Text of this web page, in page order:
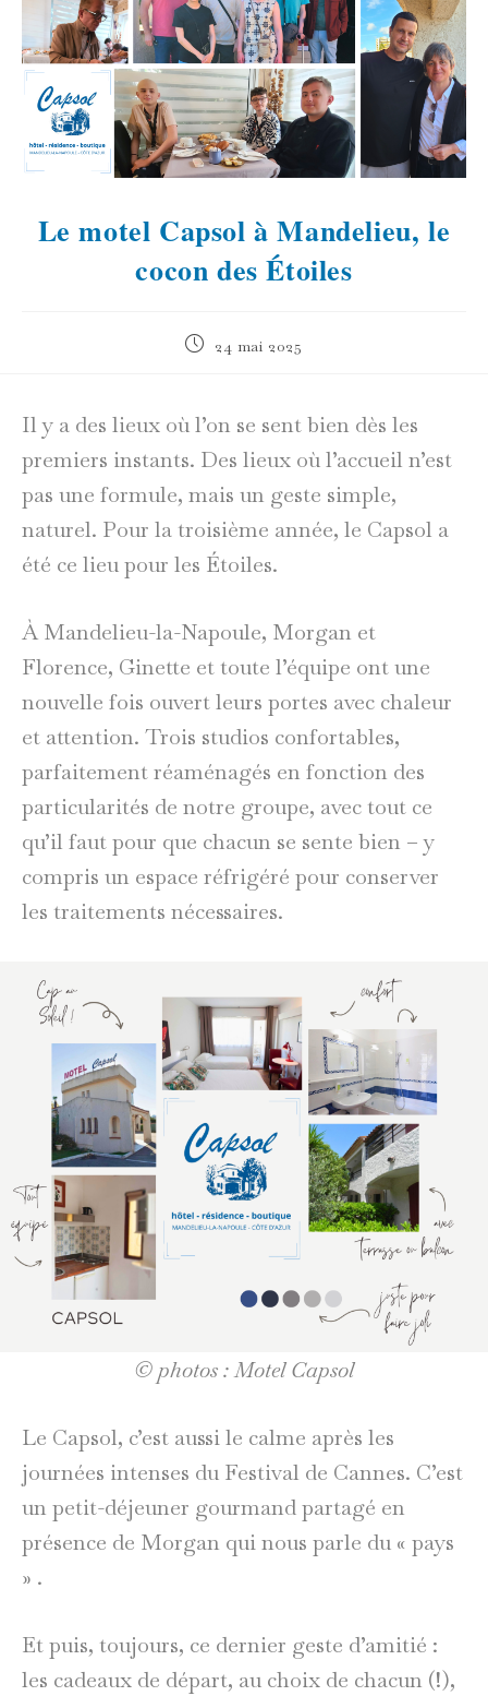
Le motel Capsol à Mandelieu, le
cocon des Étoiles
Publication
24 mai 2025
Il y a des lieux où l’on se sent bien dès les
premiers instants. Des lieux où l’accueil n’est
pas une formule, mais un geste simple,
naturel. Pour la troisième année, le Capsol a
été ce lieu pour les Étoiles.
À Mandelieu-la-Napoule, Morgan et
Florence, Ginette et toute l’équipe ont une
nouvelle fois ouvert leurs portes avec chaleur
et attention. Trois studios confortables,
parfaitement réaménagés en fonction des
particularités de notre groupe, avec tout ce
qu’il faut pour que chacun se sente bien – y
compris un espace réfrigéré pour conserver
les traitements nécessaires.
© photos : Motel Capsol
Le Capsol, c’est aussi le calme après les
journées intenses du Festival de Cannes. C’est
un petit-déjeuner gourmand partagé en
présence de Morgan qui nous parle du « pays
» .
Et puis, toujours, ce dernier geste d’amitié :
les cadeaux de départ, au choix de chacun (!),